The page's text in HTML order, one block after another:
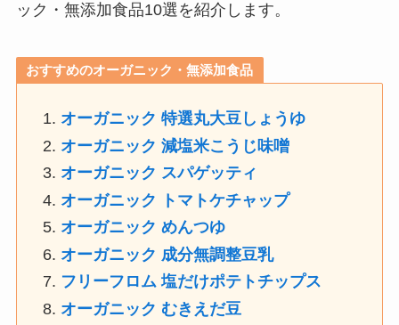
ック・無添加食品10選を紹介します。
おすすめのオーガニック・無添加食品
オーガニック 特選丸大豆しょうゆ
オーガニック 減塩米こうじ味噌
オーガニック スパゲッティ
オーガニック トマトケチャップ
オーガニック めんつゆ
オーガニック 成分無調整豆乳
フリーフロム 塩だけポテトチップス
オーガニック むきえだ豆